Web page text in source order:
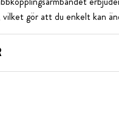
vilket gör att du enkelt kan